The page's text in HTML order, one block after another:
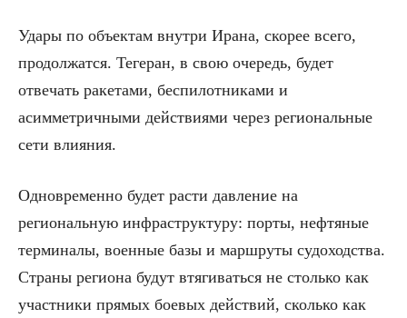
Удары по объектам внутри Ирана, скорее всего,
продолжатся. Тегеран, в свою очередь, будет
отвечать ракетами, беспилотниками и
асимметричными действиями через региональные
сети влияния.
Одновременно будет расти давление на
региональную инфраструктуру: порты, нефтяные
терминалы, военные базы и маршруты судоходства.
Страны региона будут втягиваться не столько как
участники прямых боевых действий, сколько как